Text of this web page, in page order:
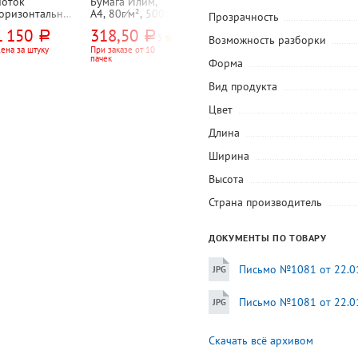
металл,
150 руб.
за штуку
А4, 80г⁄м², 500л,
146%
318,50 руб.
При заказе от 10
пачек
25мкм, А4+,
Бюрократ,
"Стандарт",
перфорацией,
прозрачная
288,15 руб.
упаковок
пластик, Expert
Complete,
"Классика
14,45
При заказе от 20
Прозрачность
Возможность разборки
Форма
Вид продукта
Цвет
Длина
Ширина
Высота
Страна производитель
ДОКУМЕНТЫ ПО ТОВАРУ
Письмо №1081 от
Письмо №1081 от
Скачать всё архивом